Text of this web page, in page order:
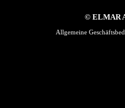
© ELMAR
Allgemeine